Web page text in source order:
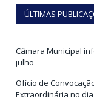
ÚLTIMAS
Câmara Municipal
julho
Ofício de
Extraordinária no